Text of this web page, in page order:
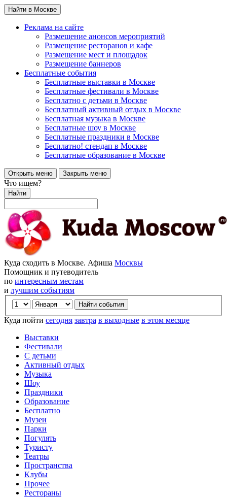
Найти в Москве
Реклама на сайте
Размещение анонсов мероприятий
Размещение ресторанов и кафе
Размещение мест и площадок
Размещение баннеров
Бесплатные события
Бесплатные выставки в Москве
Бесплатные фестивали в Москве
Бесплатно с детьми в Москве
Бесплатный активный отдых в Москве
Бесплатная музыка в Москве
Бесплатные шоу в Москве
Бесплатные праздники в Москве
Бесплатно! стендап в Москве
Бесплатные образование в Москве
Открыть меню Закрыть меню
Что ищем?
Найти
Куда сходить в Москве. Афиша Москвы
Помощник и путеводитель
по интересным местам
и лучшим событиям
Куда пойти сегодня завтра в выходные в этом месяце
Выставки
Фестивали
С детьми
Активный отдых
Музыка
Шоу
Праздники
Образование
Бесплатно
Музеи
Парки
Погулять
Туристу
Театры
Пространства
Клубы
Прочее
Рестораны